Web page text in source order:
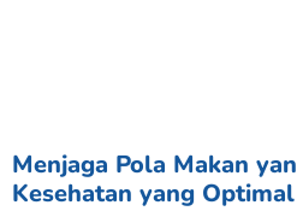
Menjaga Pola Makan
Kesehatan yang Optimal